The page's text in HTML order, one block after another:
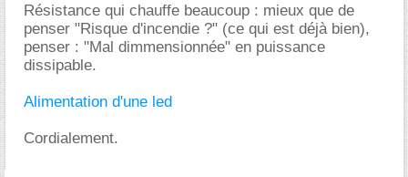
Résistance qui chauffe beaucoup : mieux que de
penser "Risque d'incendie ?" (ce qui est déjà bien),
penser : "Mal dimmensionnée" en puissance
dissipable.
Alimentation d'une led
Cordialement.